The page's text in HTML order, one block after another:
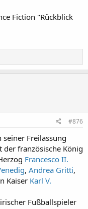
Fiction "Rückblick
#876
seiner Freilassung
der französische König
Francesco II.
, Andrea Gritti,
Kaiser Karl V.
Fußballspieler